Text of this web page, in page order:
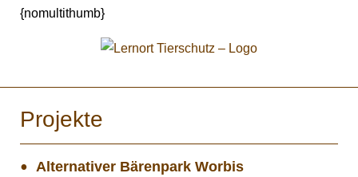
{nomultithumb}
Projekte
Alternativer Bärenpark Worbis